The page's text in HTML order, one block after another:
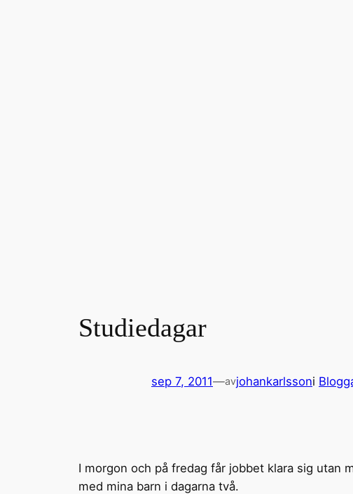
Studiedagar
sep 7, 2011—avjohankarlssoni
I morgon och på fredag får jobbet klara sig utan
med mina barn i dagarna två.